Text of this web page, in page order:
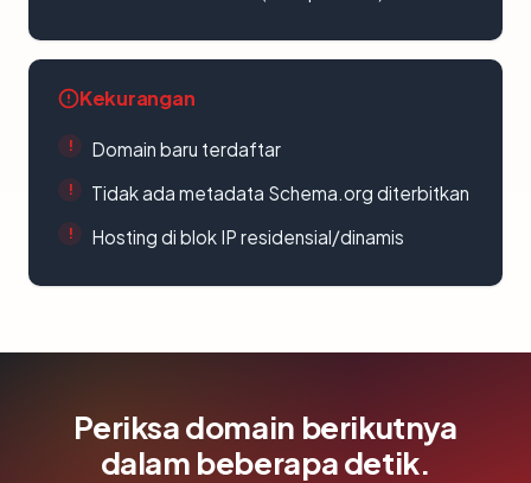
Kekurangan
Domain baru terdaftar
Tidak ada metadata Schema.org diterbitkan
Hosting di blok IP residensial/dinamis
Periksa domain berikutnya
dalam beberapa detik.